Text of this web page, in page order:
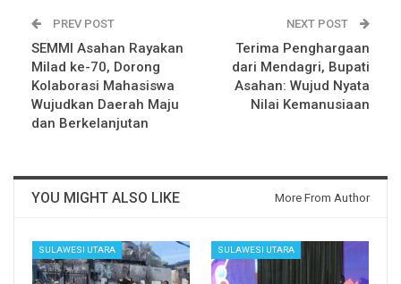
PREV POST
SEMMI Asahan Rayakan
Milad ke-70, Dorong
Kolaborasi Mahasiswa
Wujudkan Daerah Maju
dan Berkelanjutan
NEXT POST
Terima Penghargaan
dari Mendagri, Bupati
Asahan: Wujud Nyata
Nilai Kemanusiaan
YOU MIGHT ALSO LIKE More From Author
SULAWESI UTARA SULAWESI UTARA